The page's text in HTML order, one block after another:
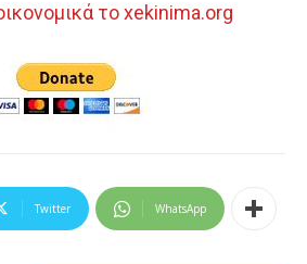
το xekinima.org
Twitter WhatsApp